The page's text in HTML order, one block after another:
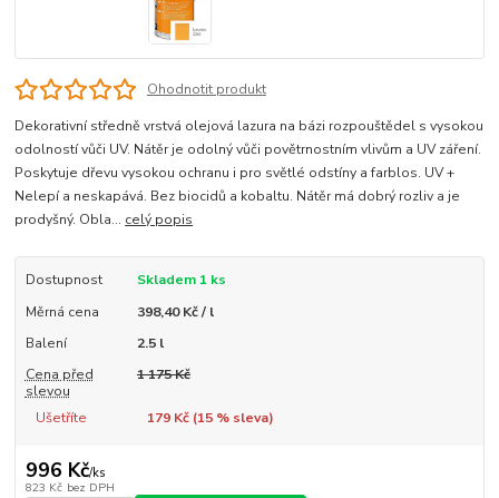
Ohodnotit produkt
Dekorativní středně vrstvá olejová lazura na bázi rozpouštědel s vysokou
odolností vůči UV. Nátěr je odolný vůči povětrnostním vlivům a UV záření.
Poskytuje dřevu vysokou ochranu i pro světlé odstíny a farblos. UV +
Nelepí a neskapává. Bez biocidů a kobaltu. Nátěr má dobrý rozliv a je
prodyšný. Obla... celý popis
Dostupnost
Skladem 1 ks
Měrná cena
398,40 Kč / l
Balení
2.5 l
Cena před
slevou
1 175 Kč
Ušetříte 179 Kč (15% sleva)
996 Kč/ks
823 Kč bez DPH